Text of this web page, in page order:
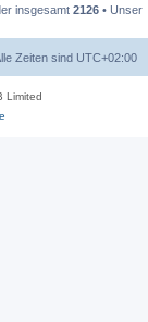
insgesamt 2126 • Unser
Zeiten sind UTC+02:00
Limited